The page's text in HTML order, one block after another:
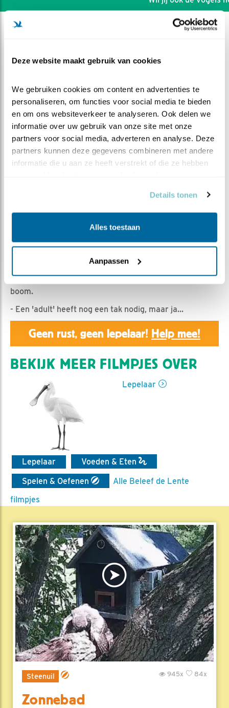
Deze website maakt gebruik van cookies
We gebruiken cookies om content en advertenties te
personaliseren, om functies voor social media te bieden
en om ons websiteverkeer te analyseren. Ook delen we
informatie over uw gebruik van onze site met onze
partners voor social media, adverteren en analyse. Deze
partners kunnen deze gegevens combineren met andere
informatie die u aan ze heeft verstrekt of die ze hebben
Details tonen
Alles toestaan
Aanpassen
Buigzaam
Romke Visser | Geplaatst op 3 juni 2020, 20:05 |
Vind ik leuk| Bewaar dit filmpje|
937x
- Een voedermoment in de ochtend.
- Rond het middaguur land een juvie in een buigzame
boom.
- Een 'adult' heeft nog een tak nodig, maar ja...
Geen rust, geen lepelaar! Help mee!
BEKIJK MEER FILMPJES OVER
Lepelaar
Lepelaar
Voeden & Eten
Spelen & Oefenen
Alle Beleef de Lente
filmpjes
Steenuil 84x
945x
Zonnebad